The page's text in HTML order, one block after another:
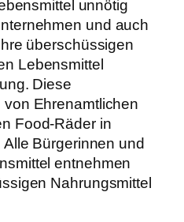
unnötig
und auch
überschüssigen
Lebensmittel
Diese
Ehrenamtlichen
Food-Räder in
Bürgerinnen und
entnehmen
Nahrungsmittel